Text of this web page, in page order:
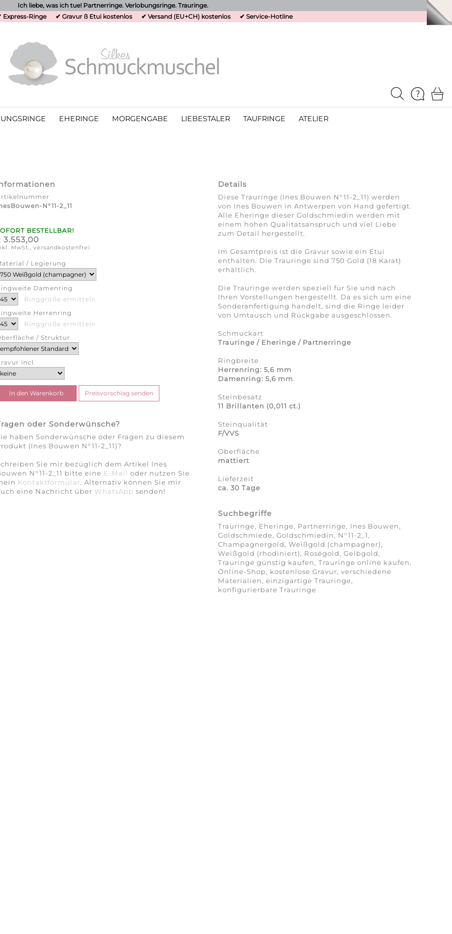
Ich liebe, was ich tue! Partnerringe. Verlobungsringe. Trauringe.
Express-Ringe
✔ Gravur ß Etui kostenlos ✔ Versand (EU+CH) kostenlos ✔ Service-Hotline
EHERINGE MORGENGABE LIEBESTALER TAUFRINGE ATELIER
N°11-2_11
BESTELLBAR!
3.553,00
MwSt., versandkostenfrei
/ Legierung
Damenring
Ringgröße ermitteln
Herrenring
Ringgröße ermitteln
/ Struktur
incl.
oder Sonderwünsche?
haben Sonderwünsche oder Fragen zu diesem
(Ines Bouwen N°11-2_11)?
Sie mir bezüglich dem Artikel Ines
N°11-2_11 bitte eine E-Mail oder nutzen Sie
Kontaktformular. Alternativ können Sie mir
eine Nachricht über WhatsApp senden!
Details
Diese Trauringe (Ines Bouwen N°11-2_11) werden
von Ines Bouwen in Antwerpen von Hand gefertigt.
Alle Eheringe dieser Goldschmiedin werden mit
einem hohen Qualitätsanspruch und viel Liebe
zum Detail hergestellt.
Im Gesamtpreis ist die Gravur sowie ein Etui
enthalten. Die Trauringe sind 750 Gold (18 Karat)
erhältlich.
Die Trauringe werden speziell für Sie und nach
Ihren Vorstellungen hergestellt. Da es sich um eine
Sonderanfertigung handelt, sind die Ringe leider
von Umtausch und Rückgabe ausgeschlossen.
Schmuckart
Trauringe / Eheringe / Partnerringe
Ringbreite
Herrenring: 5,6 mm
Damenring: 5,6 mm
Steinbesatz
11 Brillanten (0,011 ct.)
Steinqualität
F/VVS
Oberfläche
mattiert
Lieferzeit
ca. 30 Tage
Suchbegriffe
Trauringe, Eheringe, Partnerringe, Ines Bouwen,
Goldschmiede, Goldschmiedin, N°11-2_1,
Champagnergold, Weißgold (champagner),
Weißgold (rhodiniert), Roségold, Gelbgold,
Trauringe günstig kaufen, Trauringe online kaufen,
Online-Shop, kostenlose Gravur, verschiedene
Materialien, einzigartige Trauringe,
konfigurierbare Trauringe